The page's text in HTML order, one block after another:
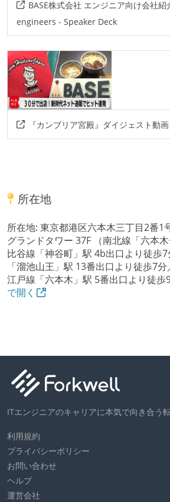
BASE株式会社 エンジニア向け会社
engineers - Speaker Deck
『カンブリア宮殿』ダイジェスト動画
所在地
所在地: 東京都港区六本木三丁目2番1
グランドタワー 37F （南北線「六本
比谷線「神谷町」駅 4b出口より徒歩
「溜池山王」駅 13番出口より徒歩7
江戸線「六本木」駅 5番出口より徒歩9
で開く
ITエンジニアのキャリアに本気で向き合う
利用規約
プライバシーポリシー
お問い合わせ
ヘルプ
運営会社